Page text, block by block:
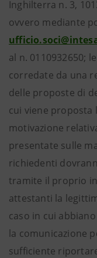
Inghilterra n. 3,
ovvero mediante
al n. 0110932650;
corredate da una
delle proposte di
cui viene proposta
motivazione
presentate sulle
richiedenti
tramite il proprio
attestanti la
caso in cui
la comunicazione
sufficiente